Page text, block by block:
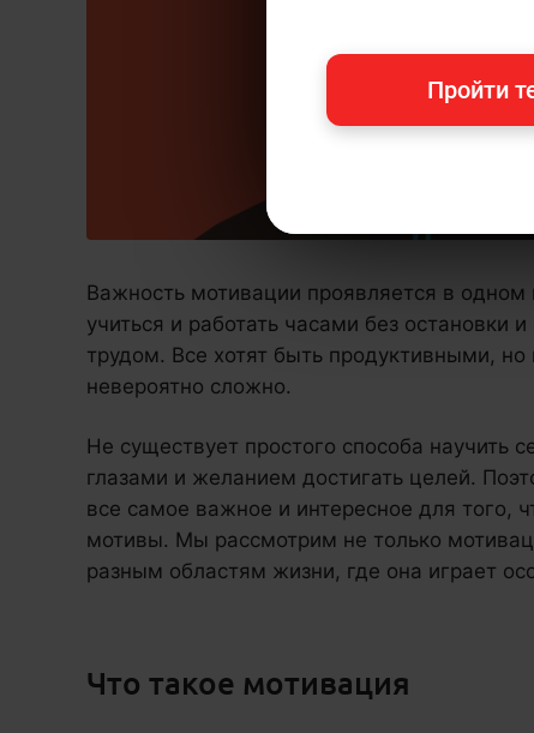
Важность мотивации проявляется в одном
учиться и работать часами без остановки
трудом. Все хотят быть продуктивными,
невероятно сложно.
Не существует простого способа научить
глазами и желанием достигать целей.
все самое важное и интересное для того,
мотивы. Мы рассмотрим не только
разным областям жизни, где она играет
Что такое мотивация
Пройти